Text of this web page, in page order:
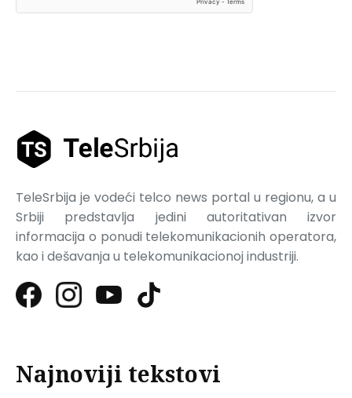
TeleSrbija je vodeći telco news portal u regionu, a u
Srbiji predstavlja jedini autoritativan izvor
informacija o ponudi telekomunikacionih operatora,
kao i dešavanja u telekomunikacionoj industriji.
Najnoviji tekstovi